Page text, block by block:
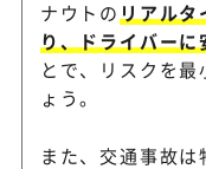
ナウトの リアル
り、ドライバー
とで、リスクを
ょう。
また、交通事故